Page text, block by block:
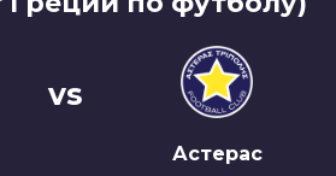
vs
Астерас